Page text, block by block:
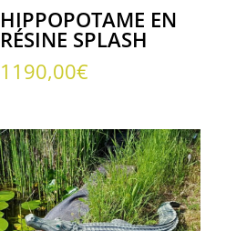
HIPPOPOTAME EN
RÉSINE SPLASH
1190,00€